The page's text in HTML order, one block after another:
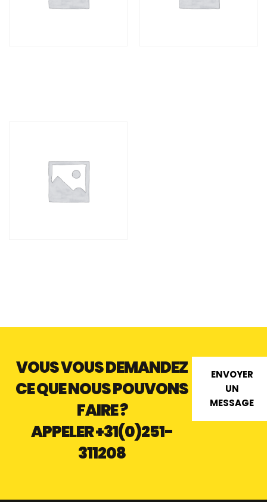
VOUS VOUS DEMANDEZ
CE QUE NOUS POUVONS
FAIRE ?
APPELER+31(0)251-
311208
ENVOYER
UN
MESSAGE